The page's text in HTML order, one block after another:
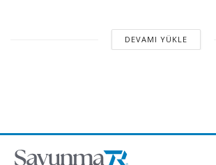
DEVAMI YÜKLE